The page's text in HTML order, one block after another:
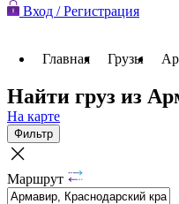
Вход / Регистрация
Главная Грузы
Найти груз из
На карте
Фильтр
Маршрут